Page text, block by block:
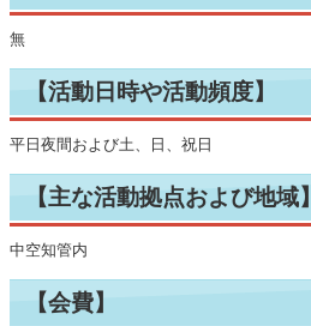
無
【活動日時や活動頻度】
平日夜間および土、日、祝日
【主な活動拠点および地域】
中空知管内
【会費】